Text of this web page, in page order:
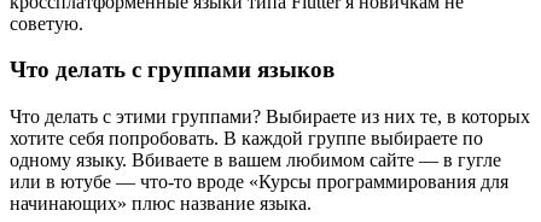
советую.
Что делать с группами языков
Что делать с этими группами? Выбираете из них те, в которых
хотите себя попробовать. В каждой группе выбираете по
одному языку. Вбиваете в вашем любимом сайте — в гугле
или в ютубе — что-то вроде «Курсы программирования для
начинающих» плюс название языка.